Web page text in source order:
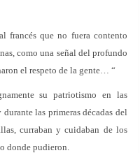
francés que no fuera contento
como una señal del profundo
el respeto de la gente… “
su patriotismo en las
las primeras décadas del
curraban y cuidaban de los
donde pudieron.